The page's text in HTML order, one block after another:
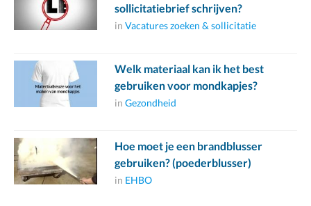
sollicitatiebrief schrijven?
in Vacatures zoeken & sollicitatie
Welk materiaal kan ik het best
gebruiken voor mondkapjes?
in Gezondheid
Hoe moet je een brandblusser
gebruiken? (poederblusser)
in EHBO